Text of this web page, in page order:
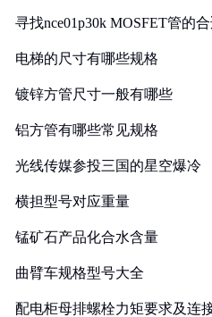
寻找nce01p30k MOSFET管的
电梯的尺寸有哪些规格
镀锌方管尺寸一般有哪些
铝方管有哪些常见规格
光线传媒参投三国的星空爆冷
横担型号对应重量
锰矿石产品化合水含量
曲臂车规格型号大全
配电柜母排螺栓力矩要求及连